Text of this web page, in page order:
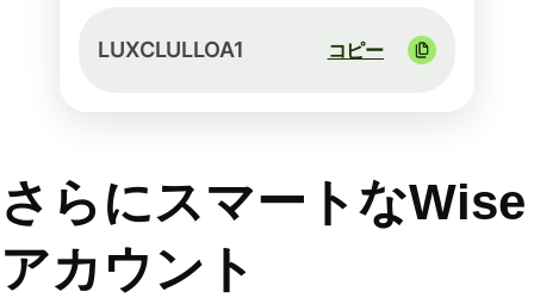
LUXCLULLOA1 コピー
さらにスマートなWise
アカウント